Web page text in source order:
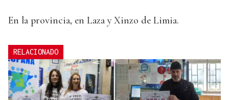
En la provincia, en Laza y Xinzo de Limia.
RELACIONADO